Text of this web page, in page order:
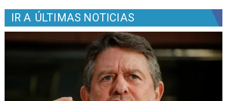
IR A ÚLTIMAS NOTICIAS